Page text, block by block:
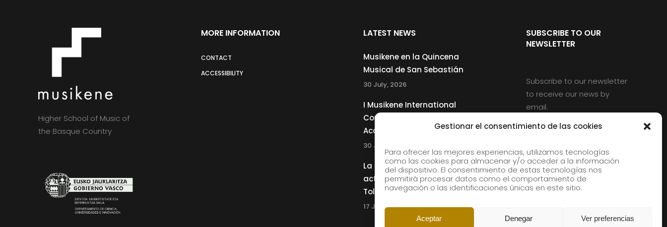
Gestionar el consentimiento de las cookies
Para ofrecer las mejores experiencias, utilizamos tecnologías
como las cookies para almacenar y/o acceder a la información
del dispositivo. El consentimiento de estas tecnologías nos
permitirá procesar datos como el comportamiento de
navegación o las identificaciones únicas en este sitio.
Aceptar Denegar Ver preferencias
Higher School of Music of
the Basque Country
MORE INFORMATION
CONTACT
ACCESSIBILITY
LATEST NEWS
Musikene en la Quincena
Musical de San Sebastián
30 July, 2026
I Musikene International
Competition for Young
Accordionists
30 July, 2026
La Musikene Big Band
actuará junto a Charles
Tolliver en el 61 Jazzaldia
17 July, 2026
SUBSCRIBE TO OUR
NEWSLETTER
Subscribe to our newsletter
to receive our news by
email.